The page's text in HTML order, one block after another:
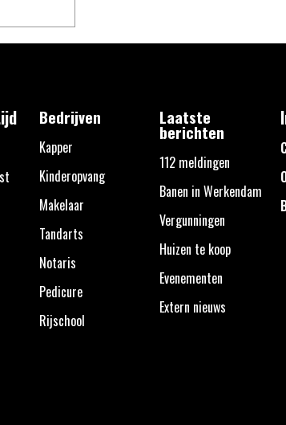
Bedrijven
Kapper
Kinderopvang
Makelaar
Tandarts
Notaris
Pedicure
Rijschool
Laatste
berichten
112 meldingen
Banen in Werkendam
Vergunningen
Huizen te koop
Evenementen
Extern nieuws